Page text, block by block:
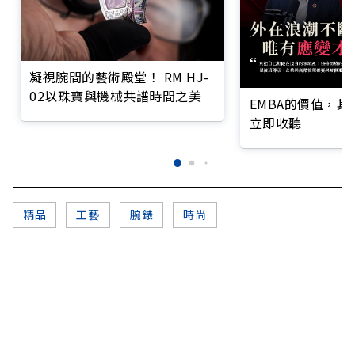
凝視腕間的藝術殿堂！ RM HJ-
02以珠寶與機械共譜時間之美
EMBA的價值，
立即收聽
精品 工藝 腕錶 時尚